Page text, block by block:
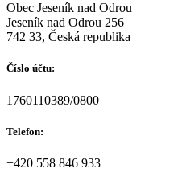
Obec Jeseník nad Odrou
Jeseník nad Odrou 256
742 33, Česká republika
Číslo účtu:
1760110389/0800
Telefon:
+420 558 846 933